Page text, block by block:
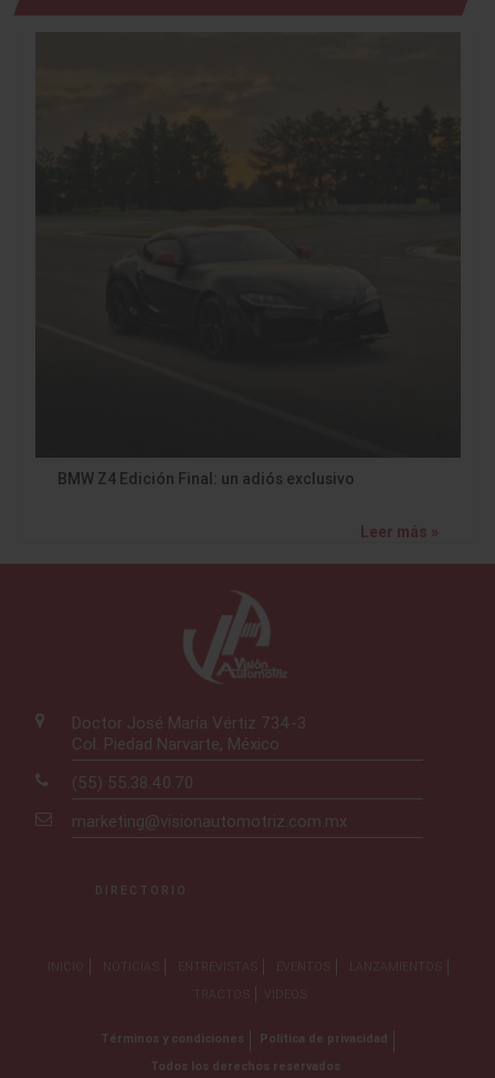
BMW Z4 Edición Final: un adiós exclusivo
Leer más »
Doctor José María Vértiz 734-3
Col. Piedad Narvarte, México
(55) 55.38.40.70
marketing@visionautomotriz.com.mx
DIRECTORIO
INICIO NOTICIAS ENTREVISTAS EVENTOS
LANZAMIENTOS
TRACTOS
VIDEOS
Términos y condiciones
Política de privacidad
Todos los derechos reservados